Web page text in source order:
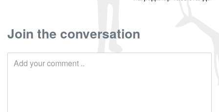
Join the conversation